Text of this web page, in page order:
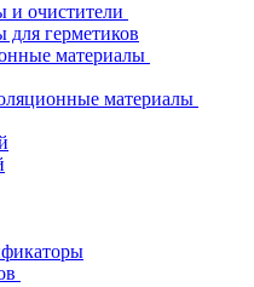
и очистители
для герметиков
материалы
материалы